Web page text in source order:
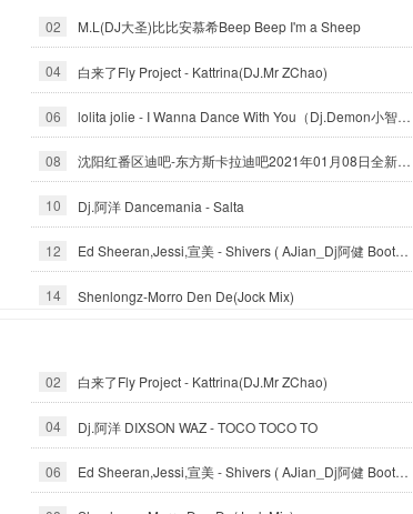
02 M.L(DJ大圣)比比安慕希Beep Beep I'm a Sheep
04 白来了Fly Project - Kattrina(DJ.Mr ZChao)
06 lolita jolie - I Wanna Dance With You（Dj.Demon小智_Reximx）
08 沈阳红番区迪吧-东方斯卡拉迪吧2021年01月08日全新热播电音风格-沈阳DJ小良
10 Dj.阿洋 Dancemania - Salta
12 Ed Sheeran,Jessi,宣美 - Shivers ( AJian_Dj阿健 Bootleg mix ）
14 Shenlongz-Morro Den De(Jock Mix)
02 白来了Fly Project - Kattrina(DJ.Mr ZChao)
04 Dj.阿洋 DIXSON WAZ - TOCO TOCO TO
06 Ed Sheeran,Jessi,宣美 - Shivers ( AJian_Dj阿健 Bootleg mix ）